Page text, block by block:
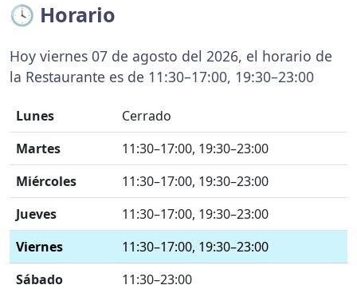
🕓 Horario
Hoy viernes 07 de agosto del 2026, el horario de
la Restaurante es de 11:30–17:00, 19:30–23:00
Lunes
Cerrado
Martes
11:30–17:00, 19:30–23:00
Miércoles
11:30–17:00, 19:30–23:00
Jueves
11:30–17:00, 19:30–23:00
Viernes
11:30–17:00, 19:30–23:00
Sábado
11:30–23:00